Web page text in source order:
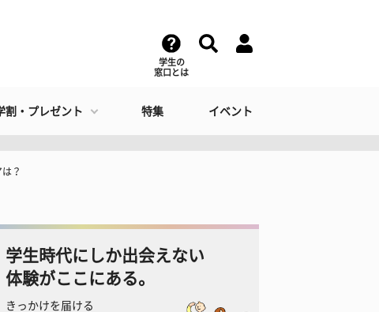
学生の
窓口とは
割・プレゼント 特集 イベント
？
学生時代にしか出会えない
体験がここにある。
きっかけを届ける